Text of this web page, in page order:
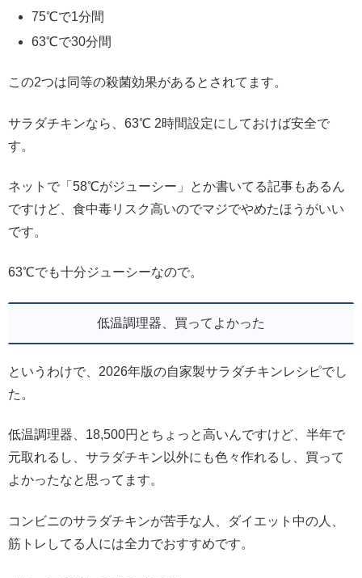
75℃で1分間
63℃で30分間
この2つは同等の殺菌効果があるとされてます。
サラダチキンなら、63℃ 2時間設定にしておけば安全で
す。
ネットで「58℃がジューシー」とか書いてる記事もあるん
ですけど、食中毒リスク高いのでマジでやめたほうがいい
です。
63℃でも十分ジューシーなので。
低温調理器、買ってよかった
というわけで、2026年版の自家製サラダチキンレシピでし
た。
低温調理器、18,500円とちょっと高いんですけど、半年で
元取れるし、サラダチキン以外にも色々作れるし、買って
よかったなと思ってます。
コンビニのサラダチキンが苦手な人、ダイエット中の人、
筋トレしてる人には全力でおすすめです。